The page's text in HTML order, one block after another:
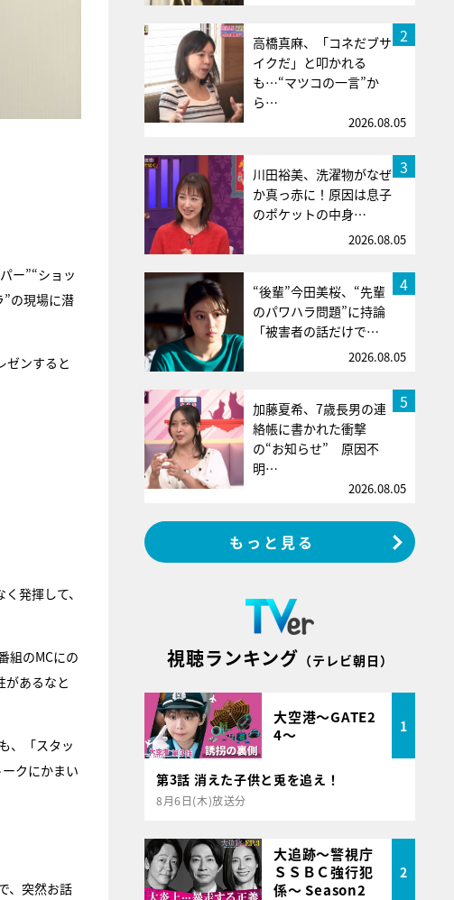
ー”“ショッ
”の現場に潜
ゼンすると
発揮して、
組のMCにの
があるなと
、「スタッ
クにかまい
、突然お話
2
高橋真麻、「コネだブサ
イクだ」と叩かれる
も…“マツコの一言”か
ら…
2026.08.05
3
川田裕美、洗濯物がなぜ
か真っ赤に！原因は息子
のポケットの中身…
2026.08.05
4
“後輩”今田美桜、“先輩
のパワハラ問題”に持論
「被害者の話だけで…
2026.08.05
5
加藤夏希、7歳長男の連
絡帳に書かれた衝撃
の“お知らせ” 原因不
明…
2026.08.05
もっと見る
視聴ランキング （テレビ朝日）
大空港～GATE2
4～
1
第3話 消えた子供と兎を追え！
8月6日(木)放送分
大追跡～警視庁
ＳＳＢＣ強行犯
係～ Season2
2